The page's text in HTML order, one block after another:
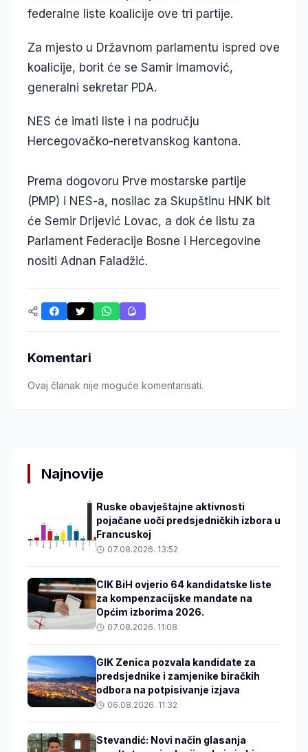
federalne liste koalicije ove tri partije.
Za mjesto u Državnom parlamentu ispred ove
koalicije, borit će se Samir Imamović,
generalni sekretar PDA.
NES će imati liste i na području
Hercegovačko-neretvanskog kantona.
Prema dogovoru Prve mostarske partije
(PMP) i NES-a, nosilac za Skupštinu HNK bit
će Semir Drljević Lovac, a dok će listu za
Parlament Federacije Bosne i Hercegovine
nositi Adnan Faladžić.
Komentari
Ovaj članak nije moguće komentarisati.
Najnovije
Ruske obavještajne aktivnosti
pojačane uoči predsjedničkih izbora u
Francuskoj
07.08.2026. 13:52
CIK BiH ovjerio 64 kandidatske liste
za kompenzacijske mandate na
Općim izborima 2026.
07.08.2026. 11:08
GIK Zenica pozvala kandidate za
predsjednike i zamjenike biračkih
odbora na potpisivanje izjava
06.08.2026. 11:32
Stevandić: Novi način glasanja